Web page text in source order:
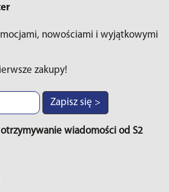
nowościami i wyjątkowymi
zakupy!
Zapisz się >
wiadomości od S2